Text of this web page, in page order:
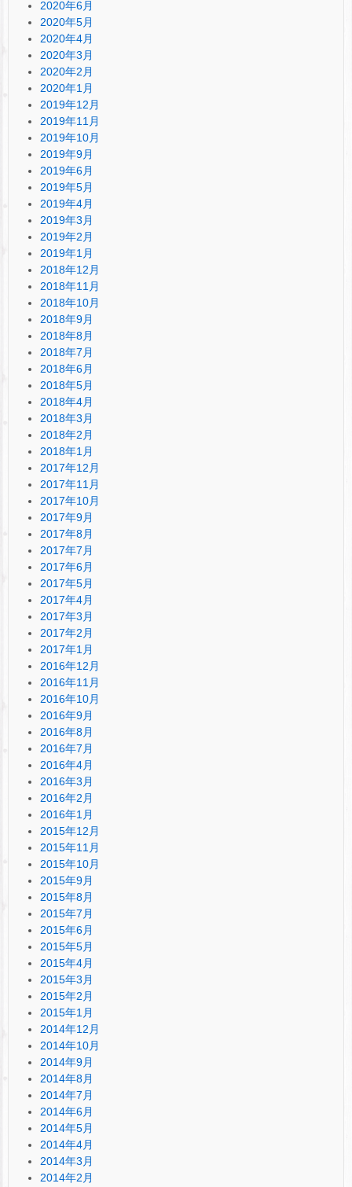
2020年6月
2020年5月
2020年4月
2020年3月
2020年2月
2020年1月
2019年12月
2019年11月
2019年10月
2019年9月
2019年6月
2019年5月
2019年4月
2019年3月
2019年2月
2019年1月
2018年12月
2018年11月
2018年10月
2018年9月
2018年8月
2018年7月
2018年6月
2018年5月
2018年4月
2018年3月
2018年2月
2018年1月
2017年12月
2017年11月
2017年10月
2017年9月
2017年8月
2017年7月
2017年6月
2017年5月
2017年4月
2017年3月
2017年2月
2017年1月
2016年12月
2016年11月
2016年10月
2016年9月
2016年8月
2016年7月
2016年4月
2016年3月
2016年2月
2016年1月
2015年12月
2015年11月
2015年10月
2015年9月
2015年8月
2015年7月
2015年6月
2015年5月
2015年4月
2015年3月
2015年2月
2015年1月
2014年12月
2014年10月
2014年9月
2014年8月
2014年7月
2014年6月
2014年5月
2014年4月
2014年3月
2014年2月